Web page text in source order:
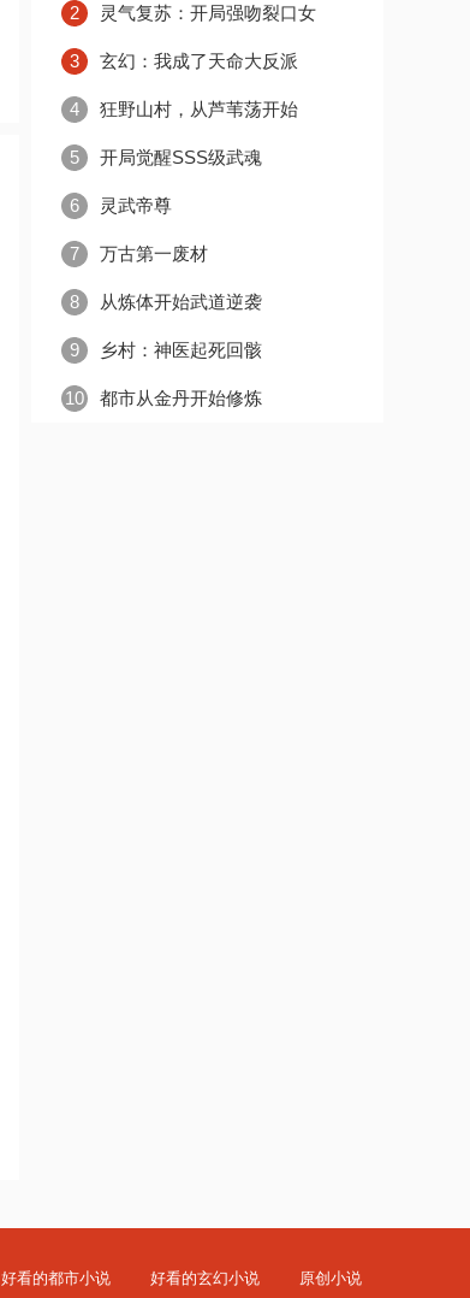
2 灵气复苏：开局强吻裂口女
3 玄幻：我成了天命大反派
4 狂野山村，从芦苇荡开始
5 开局觉醒SSS级武魂
6 灵武帝尊
7 万古第一废材
8 从炼体开始武道逆袭
9 乡村：神医起死回骸
10 都市从金丹开始修炼
好看的都市小说 好看的玄幻小说 原创小说